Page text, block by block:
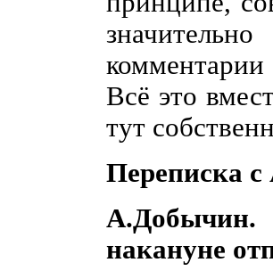
Всё это
тут
Переписка
А.Добычин.
накануне